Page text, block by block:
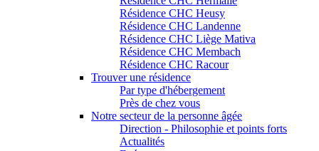
Résidence CHC Heusy
Résidence CHC Landenne
Résidence CHC Liège Mativa
Résidence CHC Membach
Résidence CHC Racour
Trouver une résidence
Par type d'hébergement
Près de chez vous
Notre secteur de la personne âgée
Direction - Philosophie et points forts
Actualités